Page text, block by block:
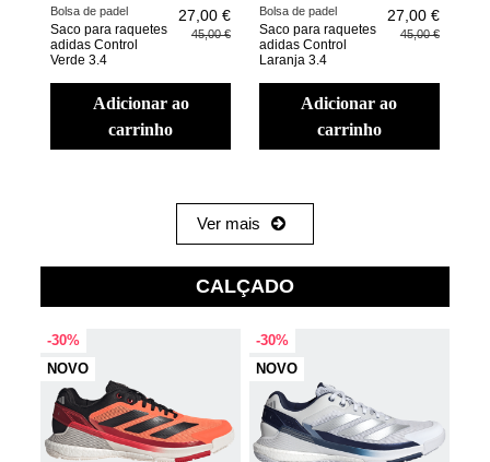
Bolsa de padel
Saco para raquetes
adidas Control
Verde 3.4
27,00 €
45,00 €
adicionar ao
carrinho
Bolsa de padel
Saco para raquetes
adidas Control
Laranja 3.4
27,00 €
45,00 €
adicionar ao
carrinho
Ver mais
CALÇADO
-30%
NOVO
-30%
NOVO